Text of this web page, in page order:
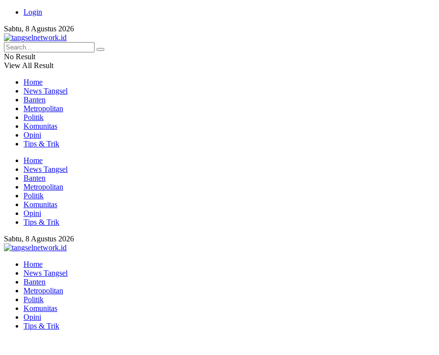
Login
Sabtu, 8 Agustus 2026
No Result
View All Result
Home
News Tangsel
Banten
Metropolitan
Politik
Komunitas
Opini
Tips & Trik
Home
News Tangsel
Banten
Metropolitan
Politik
Komunitas
Opini
Tips & Trik
Sabtu, 8 Agustus 2026
Home
News Tangsel
Banten
Metropolitan
Politik
Komunitas
Opini
Tips & Trik